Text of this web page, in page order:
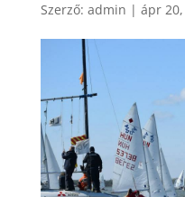
Szerző: admin | ápr